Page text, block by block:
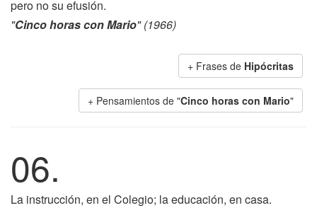
pero no su efusión.
"Cinco horas con Mario" (1966)
+ Frases de Hipócritas
+ Pensamientos de "Cinco horas con Mario"
06.
La instrucción, en el Colegio; la educación, en casa.